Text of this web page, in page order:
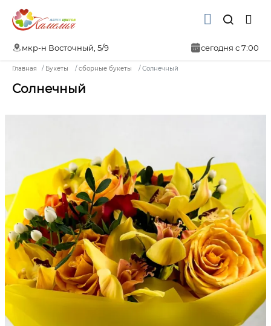
мкр-н Восточный, 5/9 сегодня с 7:00
Главная Букеты сборные букеты Солнечный
Солнечный